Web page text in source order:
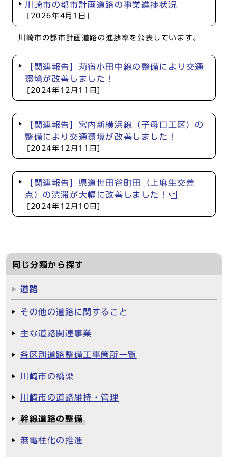
川崎市の都市計画道路の事業進捗状況
[2026年4月1日]
川崎市の都市計画道路の進捗率を公表しています。
【関連報告】苅宿小田中線の整備により交通
環境が改善しました！
[2024年12月11日]
【関連報告】宮内新横浜線（子母口工区）の
整備により交通環境が改善しました！
[2024年12月11日]
【関連報告】県道世田谷町田（上麻生交差
点）の渋滞が大幅に改善しました！
[2024年12月10日]
同じ分類から探す
道路
その他の道路に関すること
主な道路関連事業
各区別道路整備工事箇所一覧
川崎市の橋梁
川崎市の道路維持・管理
幹線道路の整備
無電柱化の推進